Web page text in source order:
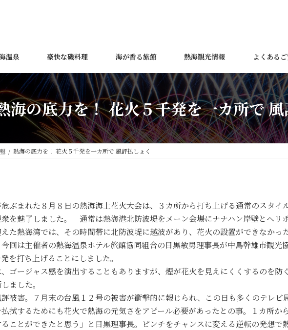
温泉 豪快な磯料理 海が香る旅館 熱海観光情報 よくある
海の底力を！ 花火５千発を一カ所で
熱海の底力を！ 花火５千発を一カ所で 風評払しょく
ぶまれた８月８日の熱海海上花火大会は、３カ所から打ち上げる通常のスタ
を魅了しました。 通常は熱海港北防波堤をメーン会場にナナハン岸壁とヘリ
た熱海湾では、その時間帯に北防波堤に越波があり、花火の設置ができなかっ
回は主催者の熱海温泉ホテル旅館協同組合の目黒敏男理事長が中島幹雄市観光
を打ち上げることにしました。
ゴージャス感を演出することもありますが、煙が花火を見えにくくするのを
ました。
被害。７月末の台風１２号の被害が衝撃的に報じられ、この日も多くのテレ
拭するためにも花火で熱海の元気さをアピール必要があったとの事。１カ所
ことができたと思う」と目黒理事長。ピンチをチャンスに変える逆転の発想